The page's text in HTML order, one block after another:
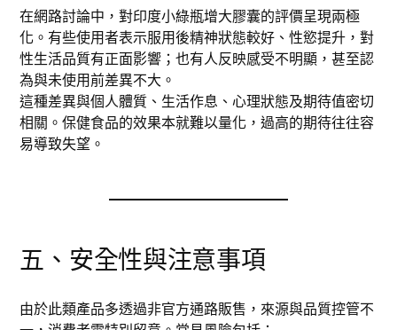
在網路討論中，對印度小綠瓶增大膠囊的評價呈現兩極
化。有些使用者表示服用後精神狀態較好、性慾提升，對
性生活品質有正面影響；也有人反映感受不明顯，甚至認
為與未使用前差異不大。
這種差異與個人體質、生活作息、心理狀態及期待值密切
相關。保健食品的效果本就難以量化，過高的期待往往容
易導致失望。
五、安全性與注意事項
由於此類產品多透過非官方通路販售，來源與品質控管不